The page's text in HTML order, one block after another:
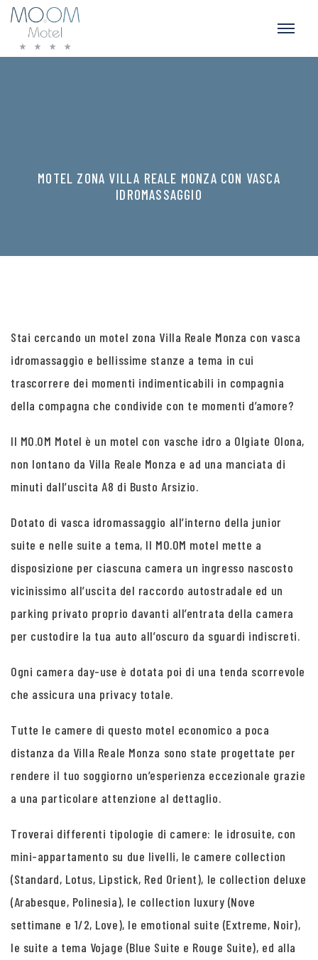
MOTEL ZONA VILLA REALE MONZA CON VASCA
IDROMASSAGGIO
Stai cercando un motel zona Villa Reale Monza con vasca
idromassaggio e bellissime stanze a tema in cui
trascorrere dei momenti indimenticabili in compagnia
della compagna che condivide con te momenti d’amore?
Il MO.OM Motel è un motel con vasche idro a Olgiate Olona,
non lontano da Villa Reale Monza e ad una manciata di
minuti dall’uscita A8 di Busto Arsizio.
Dotato di vasca idromassaggio all’interno della junior
suite e nelle suite a tema, Il MO.OM motel mette a
disposizione per ciascuna camera un ingresso nascosto
vicinissimo all’uscita del raccordo autostradale ed un
parking privato proprio davanti all’entrata della camera
per custodire la tua auto all’oscuro da sguardi indiscreti.
Ogni camera day-use è dotata poi di una tenda scorrevole
che assicura una privacy totale.
Tutte le camere di questo motel economico a poca
distanza da Villa Reale Monza sono state progettate per
rendere il tuo soggiorno un’esperienza eccezionale grazie
a una particolare attenzione al dettaglio.
Troverai differenti tipologie di camere: le idrosuite, con
mini-appartamento su due livelli, le camere collection
(Standard, Lotus, Lipstick, Red Orient), le collection deluxe
(Arabesque, Polinesia), le collection luxury (Nove
settimane e 1/2, Love), le emotional suite (Extreme, Noir),
le suite a tema Vojage (Blue Suite e Rouge Suite), ed alla